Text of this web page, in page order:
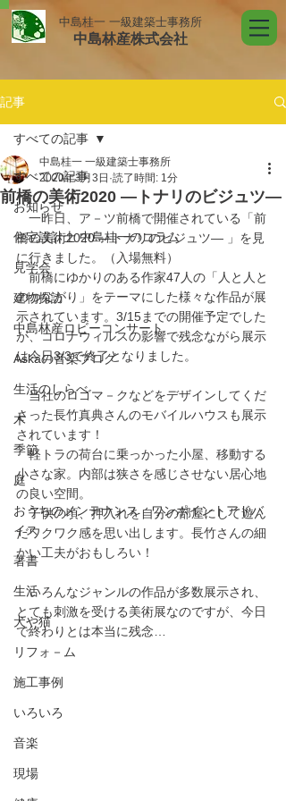
中島桂一 一級建築士事務所
中島林産株式会社
記事
すべての記事
お知らせ
住宅設計士 中島桂一のコラム
見学会
建物探訪
中島林産ロビーコンサート
Askaの音楽ブログ
生活のしらべ
木
季節
庭
おうちのメンテナンス ワンポイントアドバ
イス
著書
生活
犬や猫
リフォ－ム
施工事例
いろいろ
音楽
現場
すべての記事
前橋の美術2020 ―トナリのビジュツ―
中島桂一 一級建築士事務所
2020年3月3日 読了時間: 1分
一昨日、ア－ツ前橋で開催されている「前
橋の美術2020 ―トナリのビジュツ― 」を見
に行きました。（入場無料）
前橋にゆかりのある作家47人の「人と人と
のつながり」をテーマにした様々な作品が展
示されています。3/15までの開催予定でした
が、コロナウィルスの影響で残念ながら展示
は今日3/3で終了となりました。
当社のロゴマ－クなどをデザインしてくだ
さった長竹真典さんのモバイルハウスも展示
されています！
軽トラの荷台に乗っかった小屋、移動する
小さな家。内部は狭さを感じさせない居心地
の良い空間。
子供の頃、押入れを自分の部屋にして遊ん
だワクワク感を思い出します。長竹さんの細
かい工夫がおもしろい！
いろんなジャンルの作品が多数展示され、
とても刺激を受ける美術展なのですが、今日
で終わりとは本当に残念…